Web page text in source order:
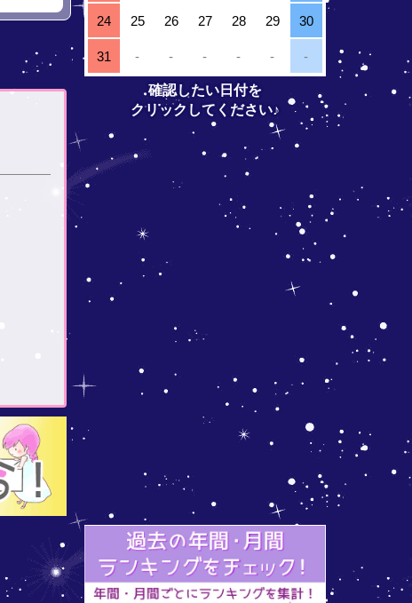
24 25 26 27 28 29 30
31 - - - - - -
確認したい日付を
クリックしてください♪